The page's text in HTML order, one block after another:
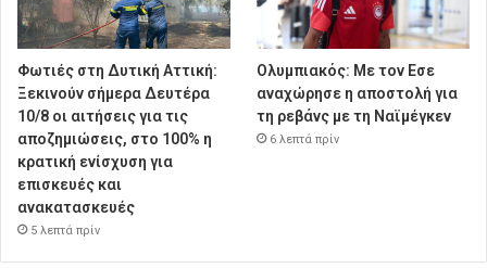
Φωτιές στη Δυτική Αττική:
Ξεκινούν σήμερα Δευτέρα
10/8 οι αιτήσεις για τις
αποζημιώσεις, στο 100% η
κρατική ενίσχυση για
επισκευές και
ανακατασκευές
5 λεπτά πρίν
Ολυμπιακός: Με τον Εσε
αναχώρησε η αποστολή για
τη ρεβάνς με τη Ναϊμέγκεν
6 λεπτά πρίν